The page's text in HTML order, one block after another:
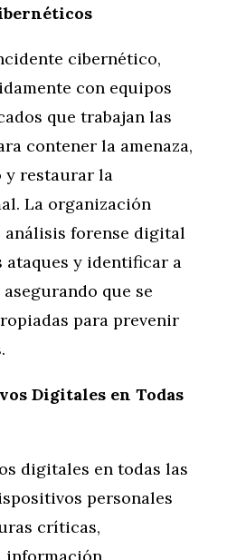
cibernético,
con equipos
que trabajan las
contener la amenaza,
restaurar la
La organización
forense digital
y identificar a
que se
para prevenir
Digitales en Todas
digitales en todas las
personales
críticas,